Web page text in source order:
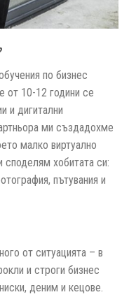
по бизнес
от 10-12 години се
и дигитални
ми създадохме
малко виртуално
споделям хобитата си:
пътувания и
от ситуацията – в
и строги бизнес
деним и кецове.